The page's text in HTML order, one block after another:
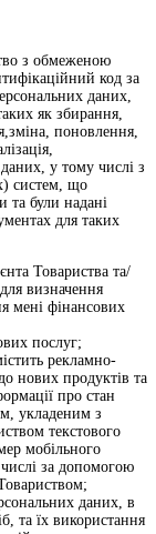
з обмеженою
код за
даних,
як збирання,
поновлення,
у тому числі з
систем, що
та були надані
для таких
Товариства та/
визначення
мені фінансових
послуг;
рекламно-
нових продуктів та
про стан
укладеним з
текстового
мобільного
за допомогою
даних, в
та їх використання